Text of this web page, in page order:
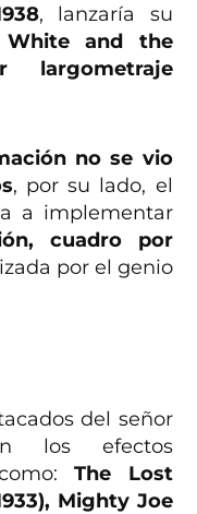
, lanzaría su
White and the
largometraje
no se vio
, por su lado, el
a implementar
cuadro por
por el genio
del señor
los efectos
The Lost
Mighty Joe